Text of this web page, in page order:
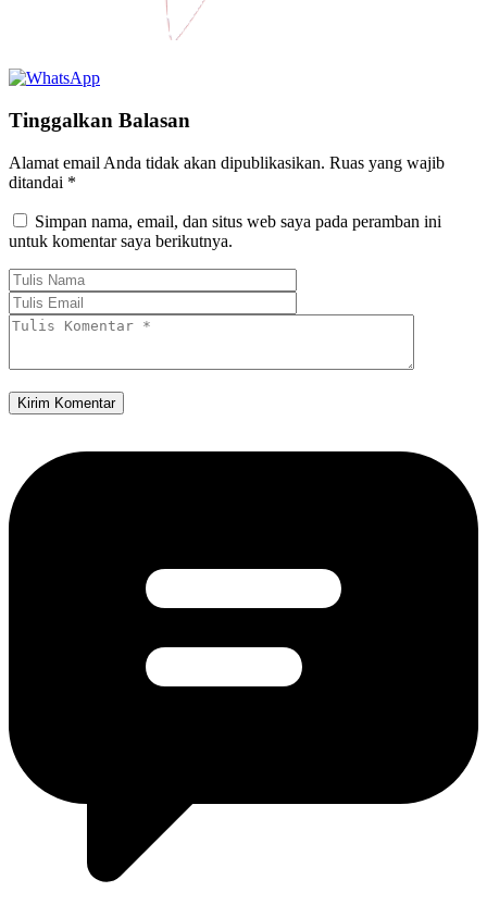
Tinggalkan Balasan
Alamat email Anda tidak akan dipublikasikan. Ruas yang wajib
ditandai *
Simpan nama, email, dan situs web saya pada peramban ini
untuk komentar saya berikutnya.